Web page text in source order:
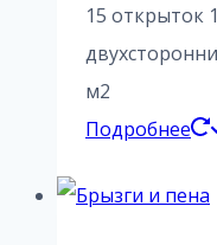
15 открыток
м2
Подробнее